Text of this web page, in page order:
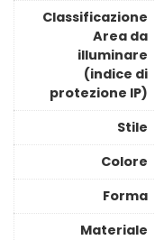
Classificazione
Area da
illuminare
(indice di
protezione IP)
Stile
Colore
Forma
Materiale